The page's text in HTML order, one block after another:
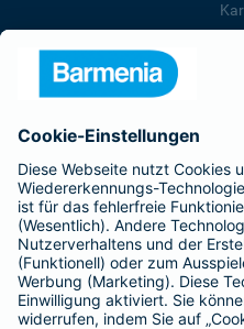
Barmenia ist Teil
Kranken-